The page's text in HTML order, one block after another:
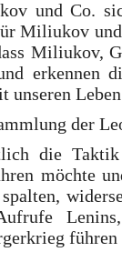
und Co.
Miliukov
Miliukov,
erkennen
der
die
möchte
führen